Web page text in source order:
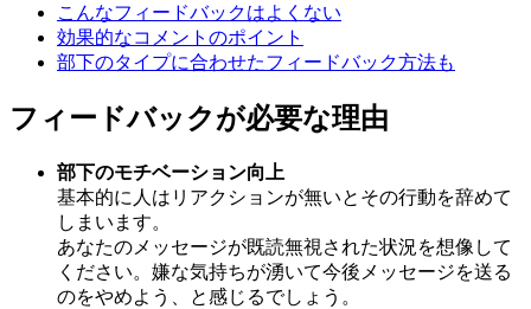
こんなフィードバックはよくない
効果的なコメントのポイント
部下のタイプに合わせたフィードバック方法も
フィードバックが必要な理由
部下のモチベーション向上
基本的に人はリアクションが無いとその行動を辞めて
しまいます。
あなたのメッセージが既読無視された状況を想像して
ください。嫌な気持ちが湧いて今後メッセージを送る
のをやめよう、と感じるでしょう。